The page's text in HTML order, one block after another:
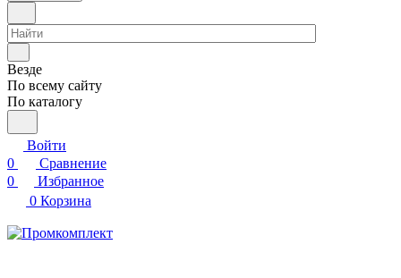
Везде
По всему сайту
По каталогу
Войти
0
Сравнение
0
Избранное
0 Корзина